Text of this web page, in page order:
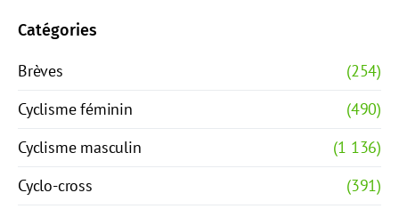
Catégories
Brèves
(254)
Cyclisme féminin
(490)
Cyclisme masculin
(1 136)
Cyclo-cross
(391)